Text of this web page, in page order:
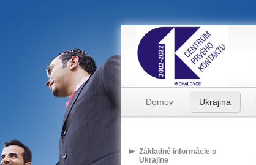
Domov Ukrajina
Základné informácie o
Ukrajine